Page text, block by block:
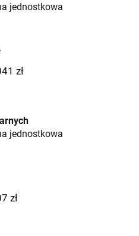
jednostkowa
zł
jednostkowa
zł